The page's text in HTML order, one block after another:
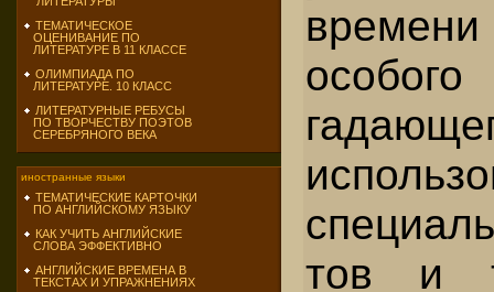
ТЕМАТИЧЕСКОЕ
ОЦЕНИВАНИЕ ПО
ЛИТЕРАТУРЕ В 11 КЛАССЕ
ОЛИМПИАДА ПО
ЛИТЕРАТУРЕ. 10 КЛАСС
ЛИТЕРАТУРНЫЕ РЕБУСЫ
ПО ТВОРЧЕСТВУ ПОЭТОВ
СЕРЕБРЯНОГО ВЕКА
иностранные языки
ТЕМАТИЧЕСКИЕ КАРТОЧКИ
ПО АНГЛИЙСКОМУ ЯЗЫКУ
КАК УЧИТЬ АНГЛИЙСКИЕ
СЛОВА ЭФФЕКТИВНО
АНГЛИЙСКИЕ ВРЕМЕНА В
ТЕКСТАХ И УПРАЖНЕНИЯХ
тов и